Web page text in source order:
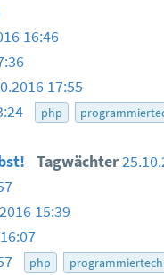
16:46
17:55
php
Tagwächter
15:39
php